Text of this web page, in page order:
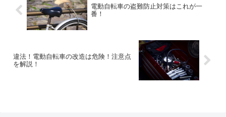
電動自転車の盗難防止対策はこれが一
番！
違法！電動自転車の改造は危険！注意点
を解説！